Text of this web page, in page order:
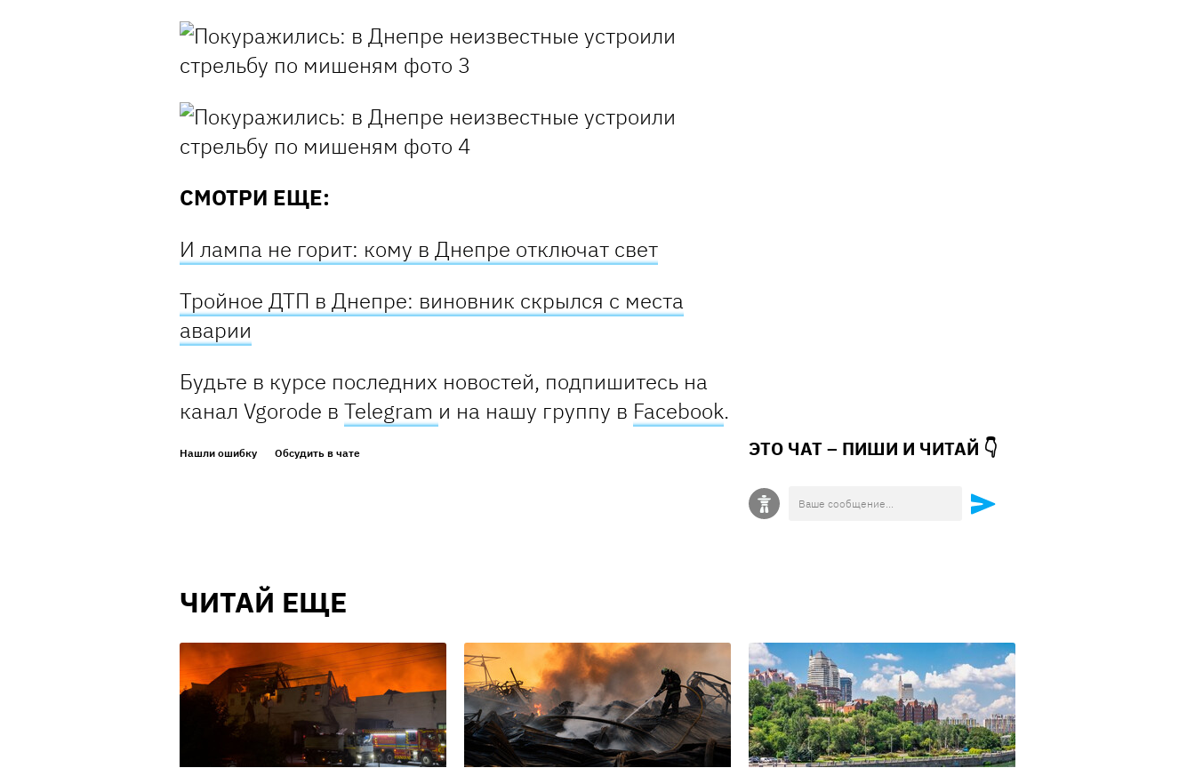
СМОТРИ ЕЩЕ:
И лампа не горит: кому в Днепре отключат свет
Тройное ДТП в Днепре: виновник скрылся с места
аварии
Будьте в курсе последних новостей, подпишитесь на
канал Vgorode в Telegram и на нашу группу в Facebook.
Нашли ошибку Обсудить в чате ЭТО ЧАТ – ПИШИ И ЧИТАЙ 👇
ЧИТАЙ ЕЩЕ